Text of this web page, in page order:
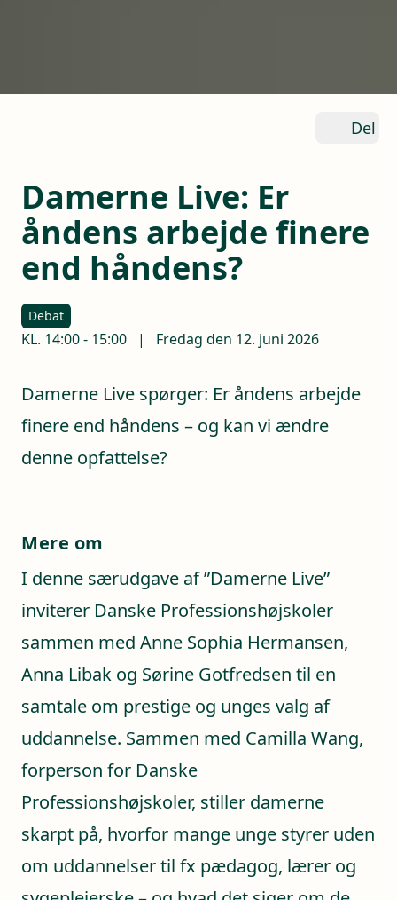
Del
Damerne Live: Er
åndens arbejde finere
end håndens?
Debat
KL. 14:00- 15:00 | Fredag den 12. juni 2026
Damerne Live spørger: Er åndens arbejde
finere end håndens – og kan vi ændre
denne opfattelse?
Mere om
I denne særudgave af ”Damerne Live”
inviterer Danske Professionshøjskoler
sammen med Anne Sophia Hermansen,
Anna Libak og Sørine Gotfredsen til en
samtale om prestige og unges valg af
uddannelse. Sammen med Camilla Wang,
forperson for Danske
Professionshøjskoler, stiller damerne
skarpt på, hvorfor mange unge styrer uden
om uddannelser til fx pædagog, lærer og